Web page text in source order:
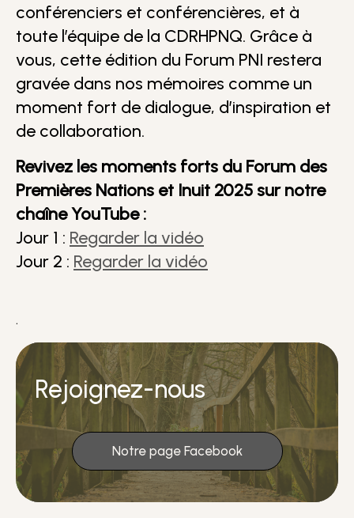
conférenciers et conférencières, et à
toute l’équipe de la CDRHPNQ. Grâce à
vous, cette édition du Forum PNI restera
gravée dans nos mémoires comme un
moment fort de dialogue, d’inspiration et
de collaboration.
Revivez les moments forts du Forum des
Premières Nations et Inuit 2025 sur notre
chaîne YouTube :
Jour 1 : Regarder la vidéo
Jour 2 : Regarder la vidéo
.
Rejoignez-nous
Notre page Facebook